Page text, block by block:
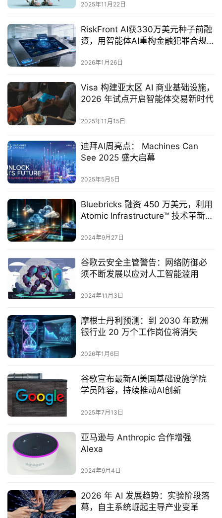
2025年11月22日
RiskFront AI获330万美元种子前融
资，用智能体AI重构金融犯罪合规
2026年1月26日
Visa 构建亚太区 AI 商业基础设施，
2026 年试点开启智能体交易新时代
2025年11月15日
迪拜AI周亮点： Machines Can
See 2025 盛大启幕
2025年5月5日
Bluebricks 融资 450 万美元，利用
Atomic Infrastructure™ 技术革新云
2024年9月27日
谷歌云安全主管警告：网络防御必
须不断发展以应对人工智能滥用
2024年11月3日
摩根士丹利预测：到 2030 年欧洲
银行业 20 万个工作岗位将消失
2026年1月6日
谷歌宣布最新AI美国基础设施学院
学员阵容，持续推动AI创新
2025年7月13日
亚马逊与 Anthropic 合作增强
Alexa
2024年9月4日
2026 年 AI 发展趋势：实验阶段落
幕，自主系统崛起主导产业变革